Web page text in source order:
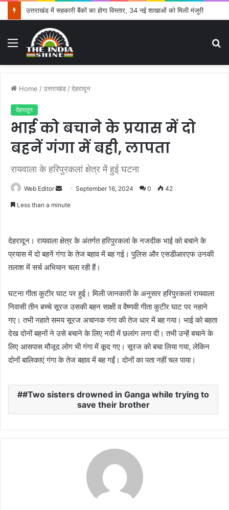
उत्तराखंड में सहकारी बैंकों का होगा विस्तार, 34 नई शाखाओं को मिली मंजूरी
Menu
Home /उत्तराखंड /देहरादून
देहरादून
भाई को बचाने के प्रयास में दो
बहनें गंगा में बही, लापता
रायवाला के हरिपुरकलां क्षेत्र में हुई घटना
Web Editor
a
n
September 16, 2024 0 42
Less than a minute
देहरादून। रायवाला क्षेत्र के अंतर्गत हरिपुरकलां के नजदीक भाई को बचाने के
प्रयास में दो बहनें गंगा के तेज बहाव में बह गई। पुलिस और एसडीआरएफ उनकी
तलाश में सर्च अभियान चला रही हैं।
घटना गीता कुटीर घाट पर हुई। मिली जानकारी के अनुसार हरिपुरकलां रायवाला
निवासी तीन बच्चे सूरज उसकी बहन साक्षी व वैष्णवी गीता कुटीर घाट पर नहाने
गए। तभी नहाते समय सूरज अचानक गंगा की तेज धार में बह गया। भाई को बहता
देख दोनों बहनों ने उसे बचाने के लिए नदी में छलांग लगा दी। तभी उन्हें बचाने के
लिए आसपास मौजूद लोग भी गंगा में कूद गए। सूरज को बचा लिया गया, लेकिन
दोनों बालिकाएं गंगा के तेज बहाव में बह गईं। दोनों का पता नहीं चल पाया।
#Two sisters drowned in Ganga while trying to
save their brother